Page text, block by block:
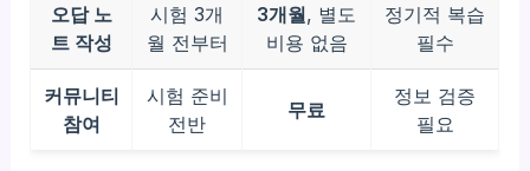
오답 노
트 작성
시험 3개
월 전부터
3개월, 별도
비용 없음
정기적 복습
필수
커뮤니티
참여
시험 준비
전반
무료
정보 검증
필요